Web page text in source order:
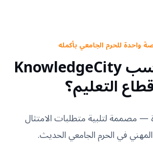
واحدة للحرم الجامعي بأكمله
كيف تُناسب KnowledgeCity
التعليم؟
مصممة لتلبية متطلبات الامتثال
المهني في الحرم الجامعي الحديث.